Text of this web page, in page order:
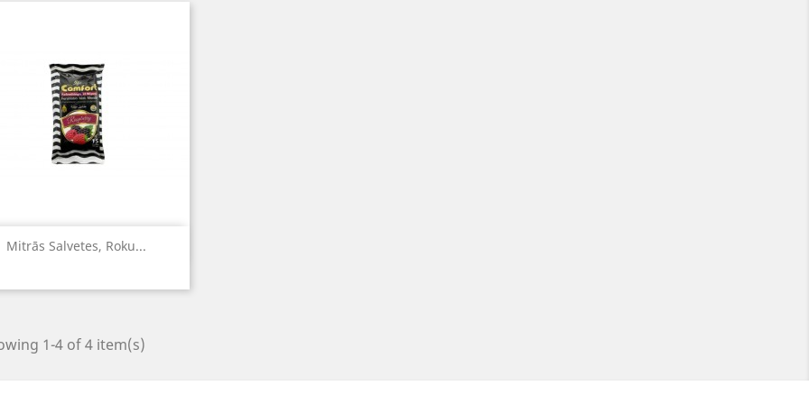
Mitrās Salvetes, Roku...
 Quick view
1-4 of 4 item(s)